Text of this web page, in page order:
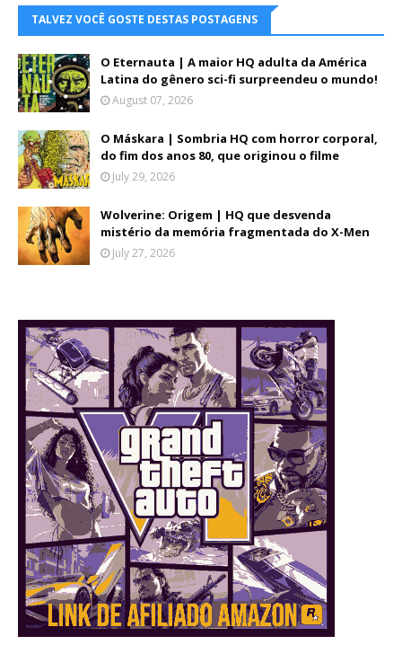
TALVEZ VOCÊ GOSTE DESTAS POSTAGENS
O Eternauta | A maior HQ adulta da América
Latina do gênero sci-fi surpreendeu o mundo!
August 07, 2026
O Máskara | Sombria HQ com horror corporal,
do fim dos anos 80, que originou o filme
July 29, 2026
Wolverine: Origem | HQ que desvenda
mistério da memória fragmentada do X-Men
July 27, 2026